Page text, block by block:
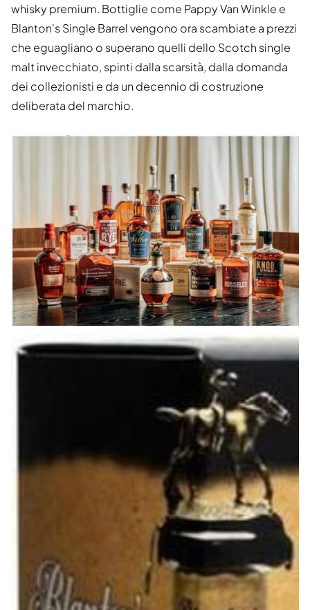
whisky premium. Bottiglie come Pappy Van Winkle e
Blanton's Single Barrel vengono ora scambiate a prezzi
che eguagliano o superano quelli dello Scotch single
malt invecchiato, spinti dalla scarsità, dalla domanda
dei collezionisti e da un decennio di costruzione
deliberata del marchio.